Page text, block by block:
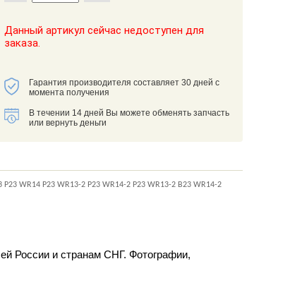
Данный артикул сейчас недоступен для
заказа.
Гарантия производителя составляет 30 дней с
момента получения
В течении 14 дней Вы можете обменять запчасть
или вернуть деньги
WR14 P23 WR13-2 P23 WR14-2 P23 WR13-2 B23 WR14-2
России и странам СНГ. Фотографии,